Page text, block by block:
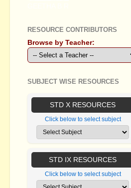
RESOURCE CONTRIBUTORS
Browse by Teacher:
SUBJECT WISE RESOURCES
STD X RESOURCES
Click below to select subject
STD IX RESOURCES
Click below to select subject